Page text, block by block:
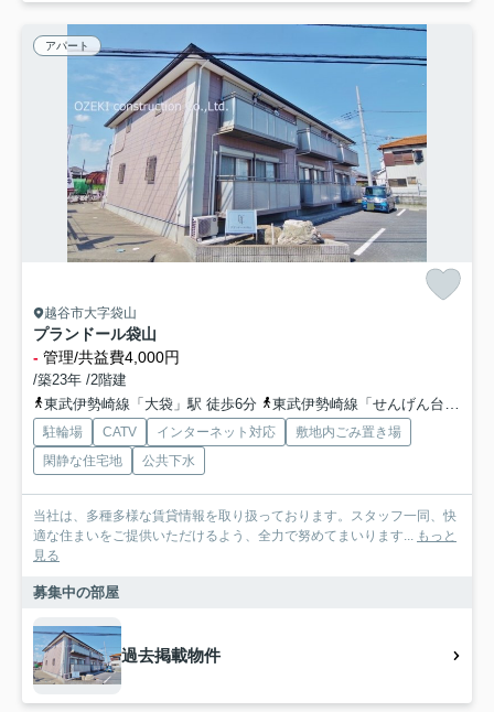
アパート
越谷市大字袋山
プランドール袋山
- 管理/共益費4,000円
/築23年 /2階建
東武伊勢崎線「大袋」駅 徒歩6分
東武伊勢崎線「せんげん台」駅 徒歩20分
駐輪場 CATV インターネット対応
敷地内ごみ置き場
閑静な住宅地
公共下水
当社は、多種多様な賃貸情報を取り扱っております。スタッフ一同、快
適な住まいをご提供いただけるよう、全力で努めてまいります...
もっと
見る
募集中の部屋
過去掲載物件